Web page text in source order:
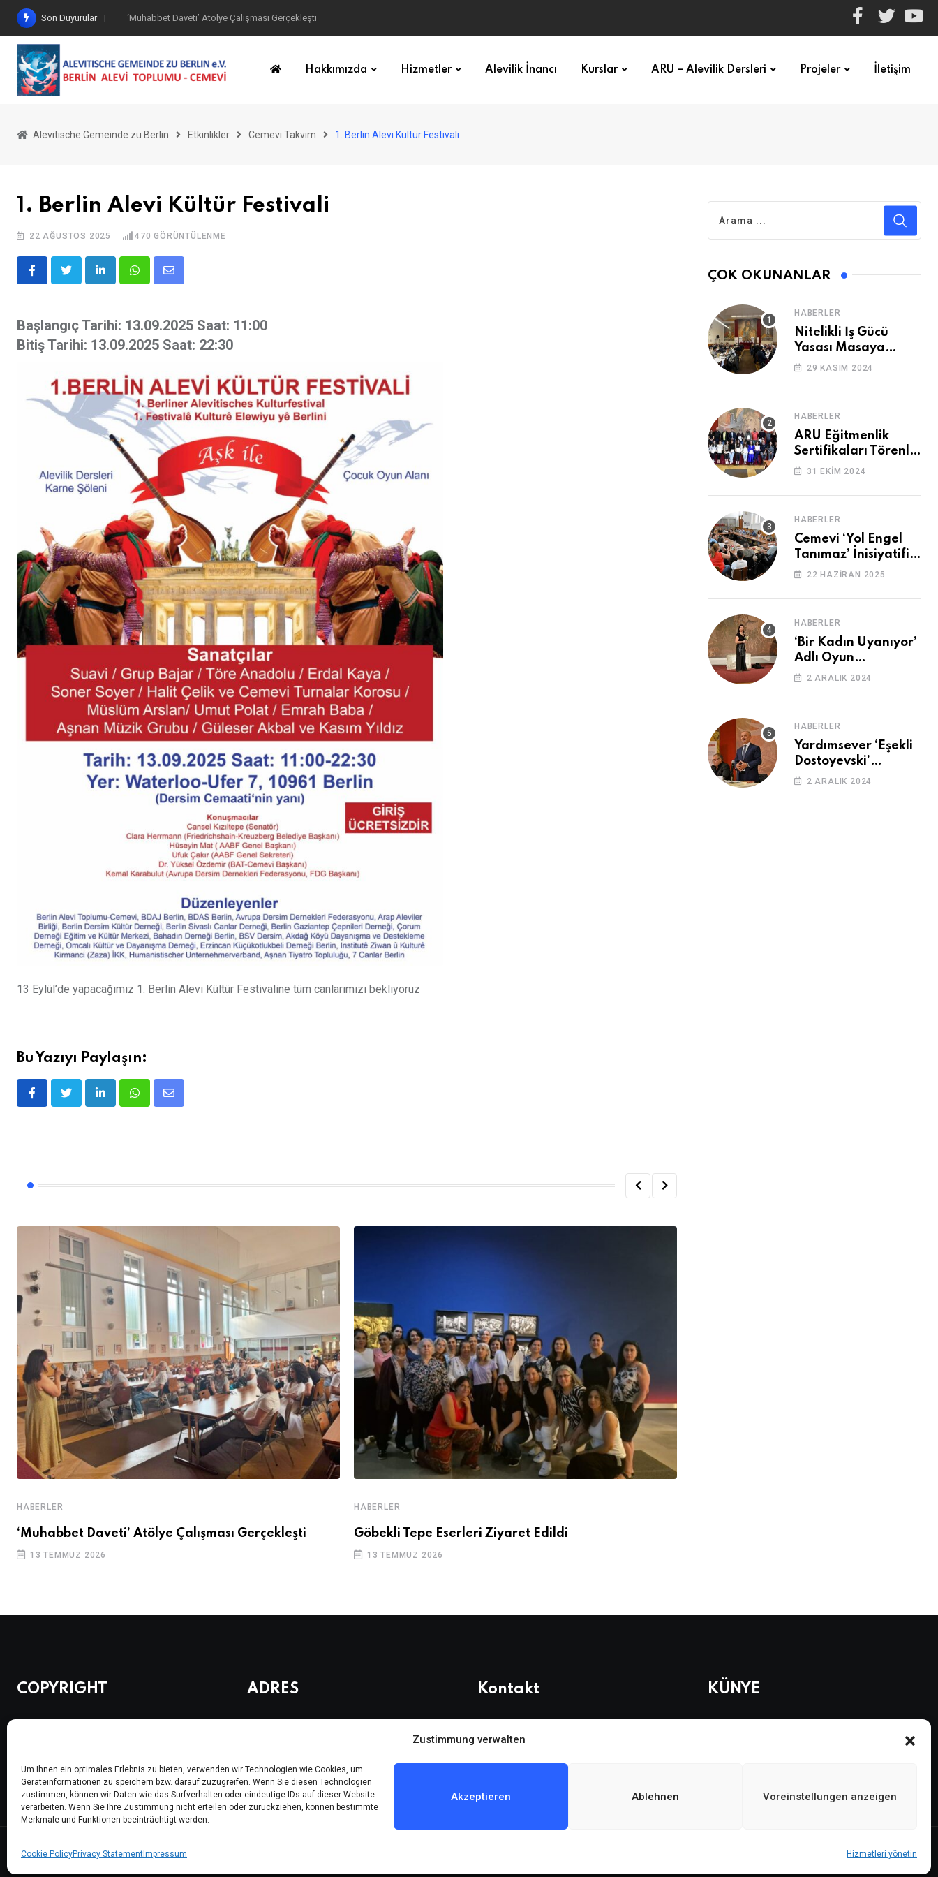
Zustimmung verwalten
Um Ihnen ein optimales Erlebnis zu bieten, verwenden wir Technologien wie Cookies, um
Geräteinformationen zu speichern bzw. darauf zuzugreifen. Wenn Sie diesen Technologien
zustimmen, können wir Daten wie das Surfverhalten oder eindeutige IDs auf dieser Website
verarbeiten. Wenn Sie Ihre Zustimmung nicht erteilen oder zurückziehen, können bestimmte
Merkmale und Funktionen beeinträchtigt werden.
Hizmetleri yönetin
Akzeptieren Ablehnen Voreinstellungen anzeigen
Cookie PolicyPrivacy Statement Impressum
İçeriğe
Son Duyurular Göbekli Tepe Eserleri Ziyaret Edildi
Hakkımızda Hizmetler Alevilik İnancı Kurslar ARU – Alevilik Dersleri Projeler İletişim
Alevitische Gemeinde zu Berlin Etkinlikler Cemevi Takvim 1. Berlin Alevi Kültür Festivali
1. Berlin Alevi Kültür Festivali
22 AĞUSTOS 2025 470 GÖRÜNTÜLENME
LinkedInWhatsapp
E-
ile
Paylaş
Başlangıç Tarihi: 13.09.2025 Saat: 11:00
Bitiş Tarihi: 13.09.2025 Saat: 22:30
13 Eylül’de yapacağımız 1. Berlin Alevi Kültür Festivaline tüm canlarımızı bekliyoruz
Bu Yazıyı Paylaşın:
LinkedInWhatsapp
E-
HABERLER
‘Muhabbet Daveti’ Atölye Çalışması Gerçekleşti
13 TEMMUZ 2026
HABERLER
Göbekli Tepe Eserleri Ziyaret Edildi
13 TEMMUZ 2026
ÇOK OKUNANLAR
HABERLER
Nitelikli İş Gücü
Yasası Masaya
Yatırıldı
29 KASIM 2024
HABERLER
ARU Eğitmenlik
Sertifikaları Törenle
Alındı
31 EKIM 2024
HABERLER
Cemevi ‘Yol Engel
Tanımaz’ İnisiyatifi
2. Kez Buluştu
22 HAZIRAN 2025
HABERLER
‘Bir Kadın Uyanıyor’
Adlı Oyun
Cemevi’nde
2 ARALIK 2024
HABERLER
Yardımsever ‘Eşekli
Dostoyevski’
Cemevi’ndeydi
2 ARALIK 2024
COPYRIGHT ADRES Kontakt
Faks : (030) 616 58 395
KÜNYE